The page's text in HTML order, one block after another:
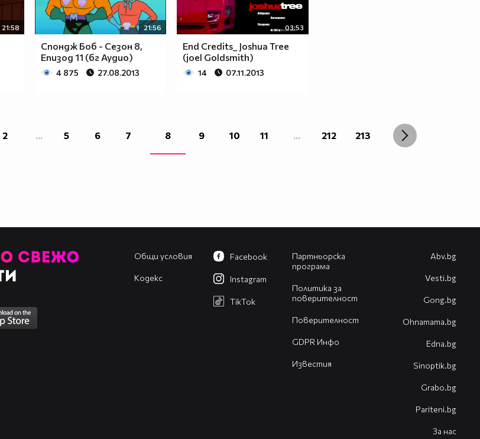
21:58 21:56
Спондж Боб - Сезон 8,
Епизод 11 (бг Аудио)
4 875 27.08.2013
03:53
End Credits_ Joshua Tree
(joel Goldsmith)
14 07.11.2013
2 ... 5 6 7 8 9 10 11 ... 212 213
Общи условия
Кодекс
Партньорска
програма
Политика за
поверителност
Поверителност
GDPR Инфо
Известия
Facebook
Instagram
TikTok
Abv.bg
Vesti.bg
Gong.bg
Оhnamama.bg
Edna.bg
Sinoptik.bg
Grabo.bg
Pariteni.bg
За нас